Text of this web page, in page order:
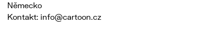
Německo
Kontakt: info@cartoon.cz